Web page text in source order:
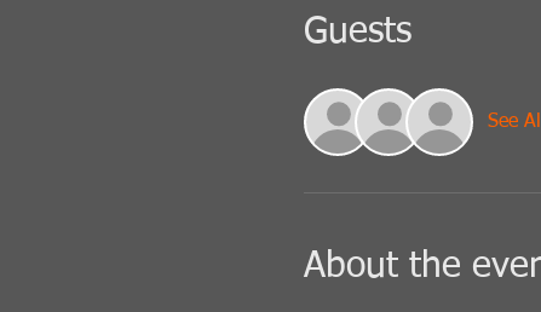
Guests
See All
About the